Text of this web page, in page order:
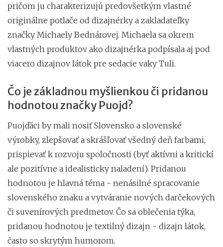
pričom ju charakterizujú predovšetkým vlastné
originálne potlače od dizajnérky a zakladateľky
značky Michaely Bednárovej. Michaela sa okrem
vlastných produktov ako dizajnérka podpísala aj pod
viacero dizajnov látok pre sedacie vaky Tuli.
Čo je základnou myšlienkou či pridanou
hodnotou značky Puojd?
Puojďáci by mali nosiť Slovensko a slovenské
výrobky, zlepšovať a skrášľovať všedný deň farbami,
prispievať k rozvoju spoločnosti (byť aktívni a kritickí
ale pozitívne a idealisticky naladení). Pridanou
hodnotou je hlavná téma - nenásilné spracovanie
slovenského znaku a vytváranie nových darčekových
či suvenírových predmetov. Čo sa oblečenia týka,
pridanou hodnotou je textilný dizajn - dizajn látok,
často so skrytým humorom.